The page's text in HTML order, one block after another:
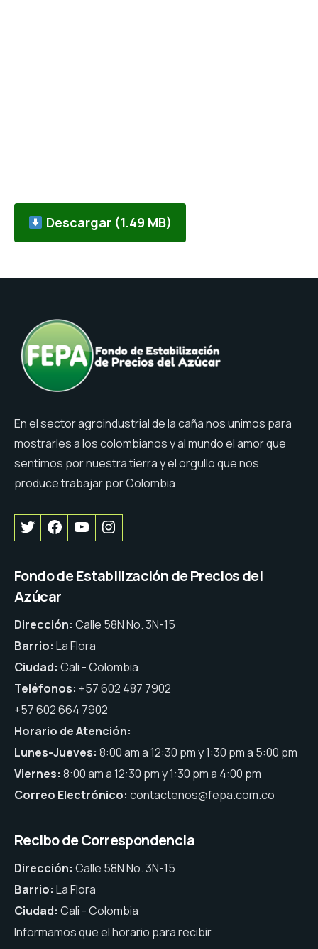
Descargar (1.49 MB)
En el sector agroindustrial de la caña nos unimos para
mostrarles a los colombianos y al mundo el amor que
sentimos por nuestra tierra y el orgullo que nos
produce trabajar por Colombia
Fondo de Estabilización de Precios del
Azúcar
Dirección: Calle 58N No. 3N-15
Barrio: La Flora
Ciudad: Cali - Colombia
Teléfonos: +57 602 487 7902
+57 602 664 7902
Horario de Atención:
Lunes-Jueves: 8:00 am a 12:30 pm y 1:30 pm a 5:00 pm
Viernes: 8:00 am a 12:30 pm y 1:30 pm a 4:00 pm
Correo Electrónico: contactenos@fepa.com.co
Recibo de Correspondencia
Dirección: Calle 58N No. 3N-15
Barrio: La Flora
Ciudad: Cali - Colombia
Informamos que el horario para recibir